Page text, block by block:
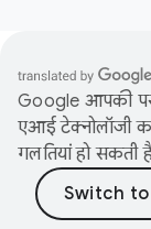
Google आपकी
एआई टेक्नोलॉजी
गलतियां हो सकती